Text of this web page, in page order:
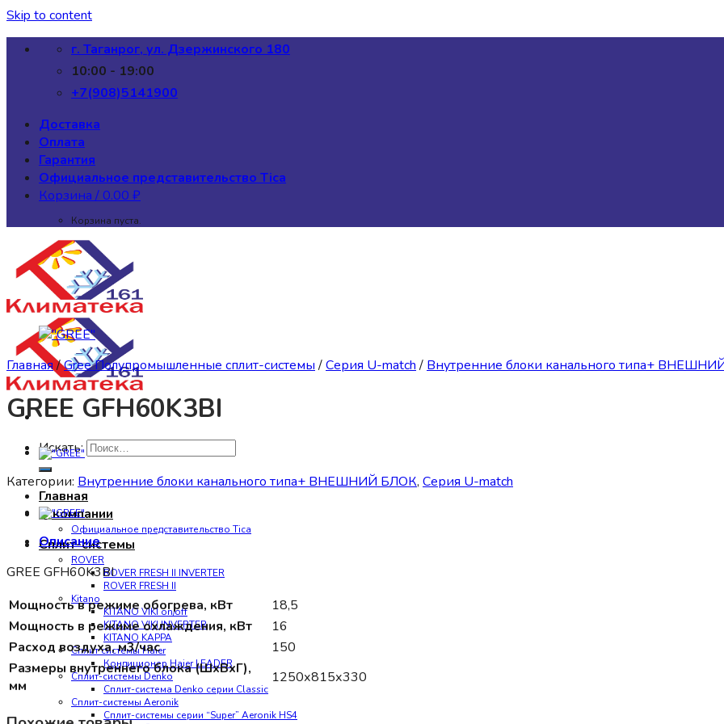
Skip to content
г. Таганрог, ул. Дзержинского 180
10:00 - 19:00
+7(908)5141900
Доставка
Оплата
Гарантия
Официальное представительство Tica
Корзина /0.00 ₽
Корзина пуста.
Искать:
Главная
О компании
Официальное представительство Tica
Сплит-системы
ROVER
ROVER FRESH II INVERTER
ROVER FRESH II
Kitano
KITANO VIKI on/off
KITANO VIKI INVERTER
KITANO KAPPA
Сплит системы Haier
Кондиционер Haier LEADER
Сплит-системы Denko
Сплит-система Denko серии Classic
Сплит-системы Aeronik
Сплит-системы серии “Super” Aeronik HS4
Главная/Gree Полупромышленные сплит-системы /Серия U-match / Внутренние блоки канального типа+
GREE GFH60K3BI
Категории: Внутренние блоки канального типа+ ВНЕШНИЙ БЛОК, Серия U-match
Описание
GREE GFH60K3BI
Мощность в режиме обогрева, кВт
18,5
Мощность в режиме охлаждения, кВт
16
Расход воздуха, м3/час
150
Размеры внутреннего блока (ШxВxГ),
мм
1250х815х330